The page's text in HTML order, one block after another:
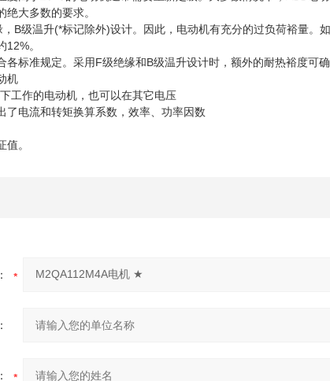
大多数的要求。
B级温升(*标记除外)设计。因此，电动机有充分的过负荷裕量。
。
各标准规定。采用F级绝缘和B级温升设计时，额外的耐热裕度可
机
工作的电动机，也可以在其它电压
了电流和转矩换算系数，效率、功率因数
。